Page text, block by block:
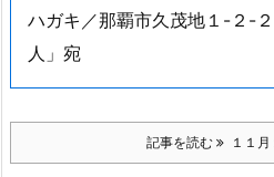
ハガキ／那覇市久茂地１-２-
人」宛
記事を読む １１